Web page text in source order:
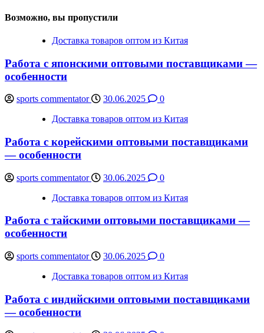
Возможно, вы пропустили
Доставка товаров оптом из Китая
Работа с японскими оптовыми поставщиками —
особенности
sports commentator 30.06.2025
0
Доставка товаров оптом из Китая
Работа с корейскими оптовыми поставщиками
— особенности
sports commentator 30.06.2025
0
Доставка товаров оптом из Китая
Работа с тайскими оптовыми поставщиками —
особенности
sports commentator 30.06.2025
0
Доставка товаров оптом из Китая
Работа с индийскими оптовыми поставщиками
— особенности